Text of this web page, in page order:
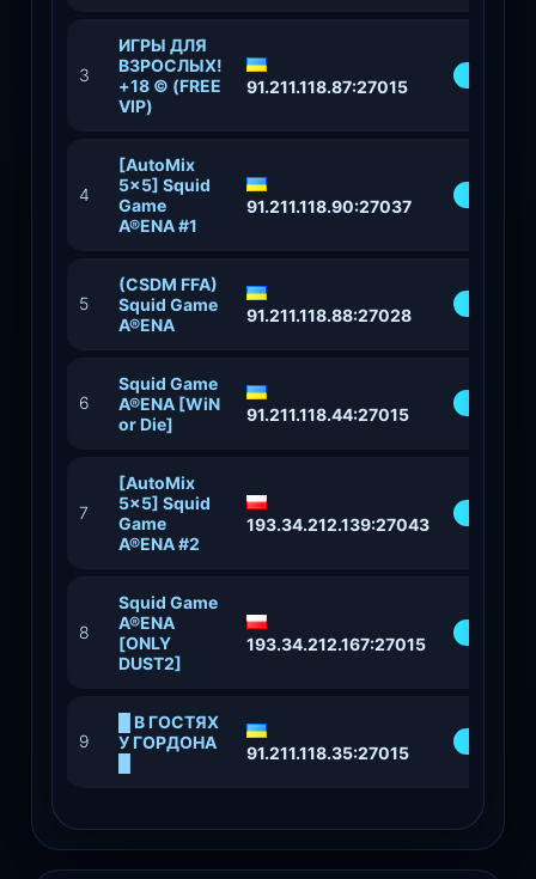
3
​ИГРЫ ДЛЯ
ВЗРОСЛЫХ!
+18 © (FREE
VIP)
91.211.118.87:27015
4
[AutoMix
5x5] Squid
Game
A®ENA #1
91.211.118.90:27037
5
(CSDM FFA)
Squid Game
A®ENA
91.211.118.88:27028
6
Squid Game
A®ENA [WiN
or Die]
91.211.118.44:27015
7
[AutoMix
5x5] Squid
Game
A®ENA #2
193.34.212.139:27043
8
Squid Game
A®ENA
[ONLY
DUST2]
193.34.212.167:27015
9
█ В ГОСТЯХ
У ГОРДОНА
91.211.118.35:27015